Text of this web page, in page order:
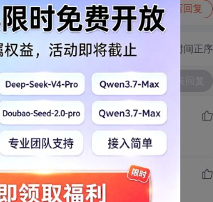
举报 写回复
切换为时间正序